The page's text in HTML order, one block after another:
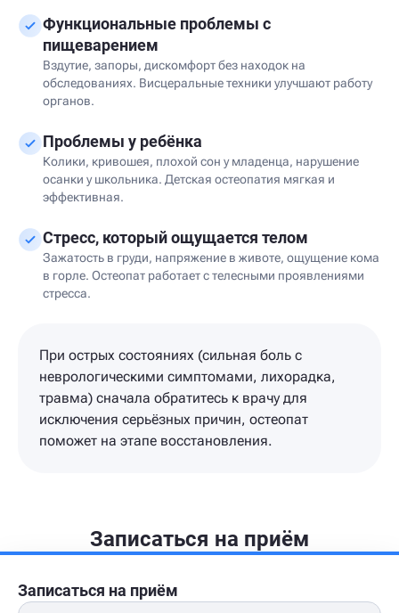
Функциональные проблемы с
пищеварением
Вздутие, запоры, дискомфорт без находок на
обследованиях. Висцеральные техники улучшают работу
органов.
Проблемы у ребёнка
Колики, кривошея, плохой сон у младенца, нарушение
осанки у школьника. Детская остеопатия мягкая и
эффективная.
Стресс, который ощущается телом
Зажатость в груди, напряжение в животе, ощущение кома
в горле. Остеопат работает с телесными проявлениями
стресса.
При острых состояниях (сильная боль с
неврологическими симптомами, лихорадка,
травма) сначала обратитесь к врачу для
исключения серьёзных причин, остеопат
поможет на этапе восстановления.
Записаться на приём
Записаться на приём